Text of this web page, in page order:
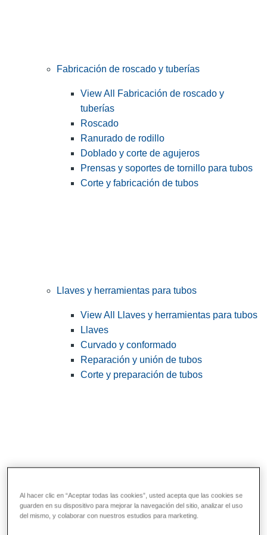
Fabricación de roscado y tuberías
View All Fabricación de roscado y
tuberías
Roscado
Ranurado de rodillo
Doblado y corte de agujeros
Prensas y soportes de tornillo para tubos
Corte y fabricación de tubos
Llaves y herramientas para tubos
View All Llaves y herramientas para tubos
Llaves
Curvado y conformado
Reparación y unión de tubos
Corte y preparación de tubos
Herramientas de servicios públicos y de
Al hacer clic en “Aceptar todas las cookies”, usted acepta que las cookies se
guarden en su dispositivo para mejorar la navegación del sitio, analizar el uso
del mismo, y colaborar con nuestros estudios para marketing.